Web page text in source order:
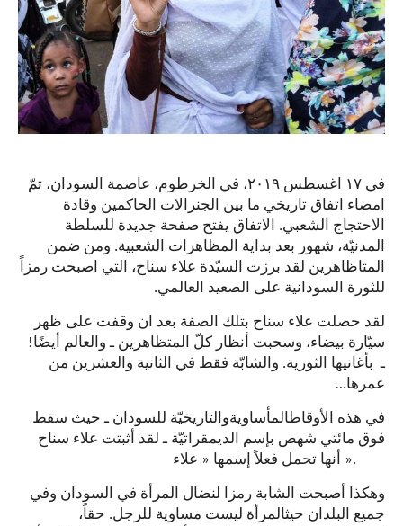
في ١٧ اغسطس ٢٠١٩، في الخرطوم، عاصمة السودان، تمّ
امضاء اتفاق تاريخي ما بين الجنرالات الحاكمين وقادة
الاحتجاج الشعبي. الاتفاق يفتح صفحة جديدة للسلطة
المدنيّة، شهور بعد بداية المظاهرات الشعبية. ومن ضمن
المتاظاهرين لقد برزت السيّدة علاء سناح، التي اصبحت رمزاً
للثورة السودانية على الصعيد العالمي.
لقد حصلت علاء سناح بتلك الصفة بعد ان وقفت على ظهر
سيّارة بيضاء، وسحبت أنظار كلّ المتظاهرين ـ والعالم أيضًا!
ـ بأغانيها الثورية. والشابّة فقط في الثانية والعشرين من
عمرها…
في هذه الأوقاطالمأساويةوالتاريخيّة للسودان ـ حيث سقط
فوق مائتي شهص بإسم الديمقراتيّة ـ لقد أثبتت علاء سناح
أنها تحمل فعلاً إسمها « علاء ».
وهكذا
أصبحت الشابة رمزا لنضال المرأة في السودان وفي
جميع البلدان حيثالمرأة ليست مساوية للرجل. حقاً،